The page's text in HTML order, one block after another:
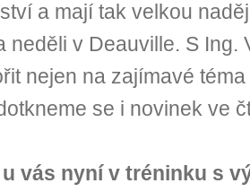
a mají tak velkou
neděli v Deauville. S Ing.
nejen na zajímavé
se i novinek ve
vás nyní v tréninku s